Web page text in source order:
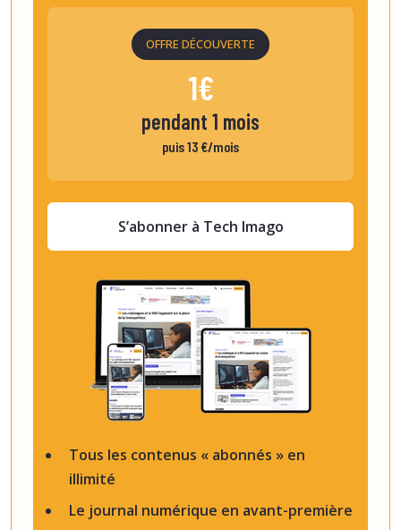
Tous les contenus « abonnés » en
illimité
Le journal numérique en avant-première
OFFRE DÉCOUVERTE
1€
pendant 1 mois
puis 13 €/mois
S’abonner à Tech Imago